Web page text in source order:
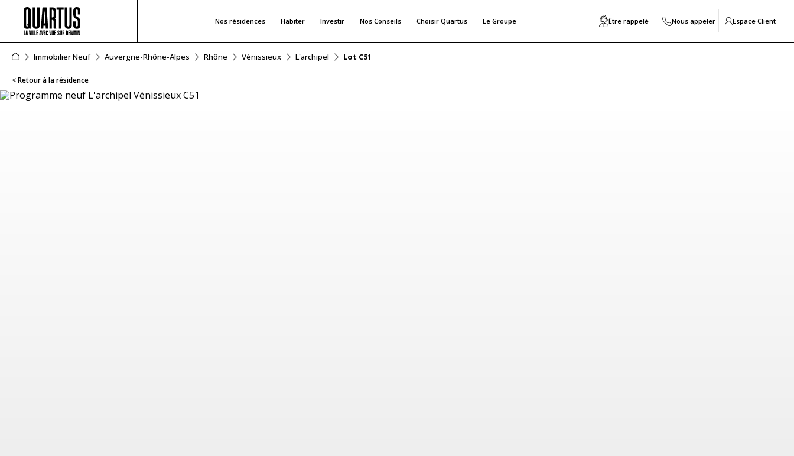
Nos résidences Habiter Investir Nos Conseils Choisir Quartus Le Groupe Être rappelé Nous appeler Espace Client
Immobilier Neuf Auvergne-Rhône-Alpes Rhône Vénissieux L'archipel Lot C51
< Retour à la résidence